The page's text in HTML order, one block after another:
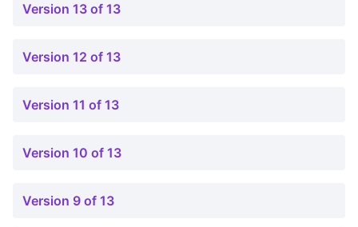
Version 13 of 13
Version 12 of 13
Version 11 of 13
Version 10 of 13
Version 9 of 13